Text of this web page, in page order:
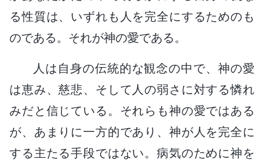
る性質は、いずれも人を完全にするためのも
のである。それが神の愛である。
人は自身の伝統的な観念の中で、神の愛
は恵み、慈悲、そして人の弱さに対する憐れ
みだと信じている。それらも神の愛ではある
が、あまりに一方的であり、神が人を完全に
する主たる手段ではない。病気のために神を